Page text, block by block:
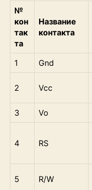
№
кон
так
та
Название
контакта
1 Gnd
2 Vcc
3
Vo
4 RS
5 R/W